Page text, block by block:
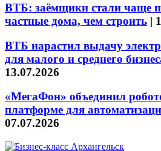
ВТБ: заёмщики стали чаще
частные дома, чем строить |
ВТБ нарастил выдачу
для малого и среднего
13.07.2026
«МегаФон» объединил
платформе для
07.07.2026